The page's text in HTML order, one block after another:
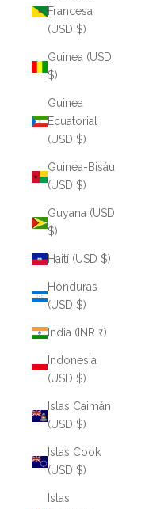
Francesa
(USD $)
Guinea (USD
$)
Guinea
Ecuatorial
(USD $)
Guinea-Bisáu
(USD $)
Guyana (USD
$)
Haití (USD $)
Honduras
(USD $)
India (INR ₹)
Indonesia
(USD $)
Islas Caimán
(USD $)
Islas Cook
(USD $)
Islas